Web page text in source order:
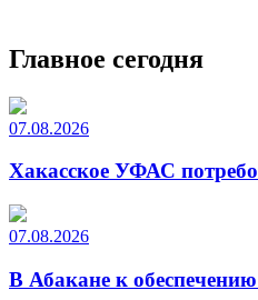
Главное сегодня
07.08.2026
Хакасское УФАС
07.08.2026
В Абакане к